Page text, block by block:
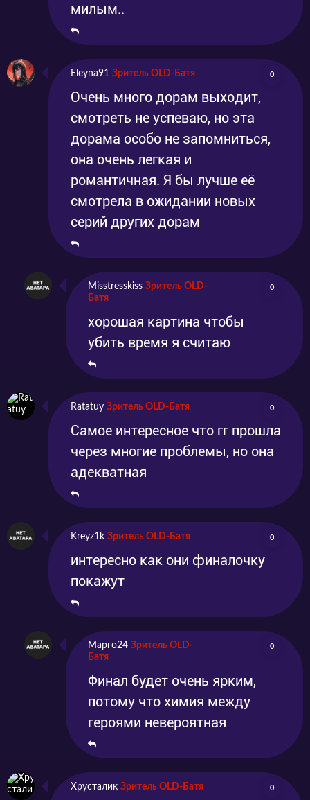
милым..
Eleyna91 Зритель OLD-Батя 0
Очень много дорам выходит,
смотреть не успеваю, но эта
дорама особо не запомниться,
она очень легкая и
романтичная. Я бы лучше её
смотрела в ожидании новых
серий других дорам
Misstresskiss Зритель OLD-
Батя
0
хорошая картина чтобы
убить время я считаю
Ratatuy Зритель OLD-Батя 0
Самое интересное что гг прошла
через многие проблемы, но она
адекватная
Kreyz1k Зритель OLD-Батя 0
интересно как они финалочку
покажут
Марго24 Зритель OLD-
Батя
0
Финал будет очень ярким,
потому что химия между
героями невероятная
Хрусталик Зритель OLD-Батя 0